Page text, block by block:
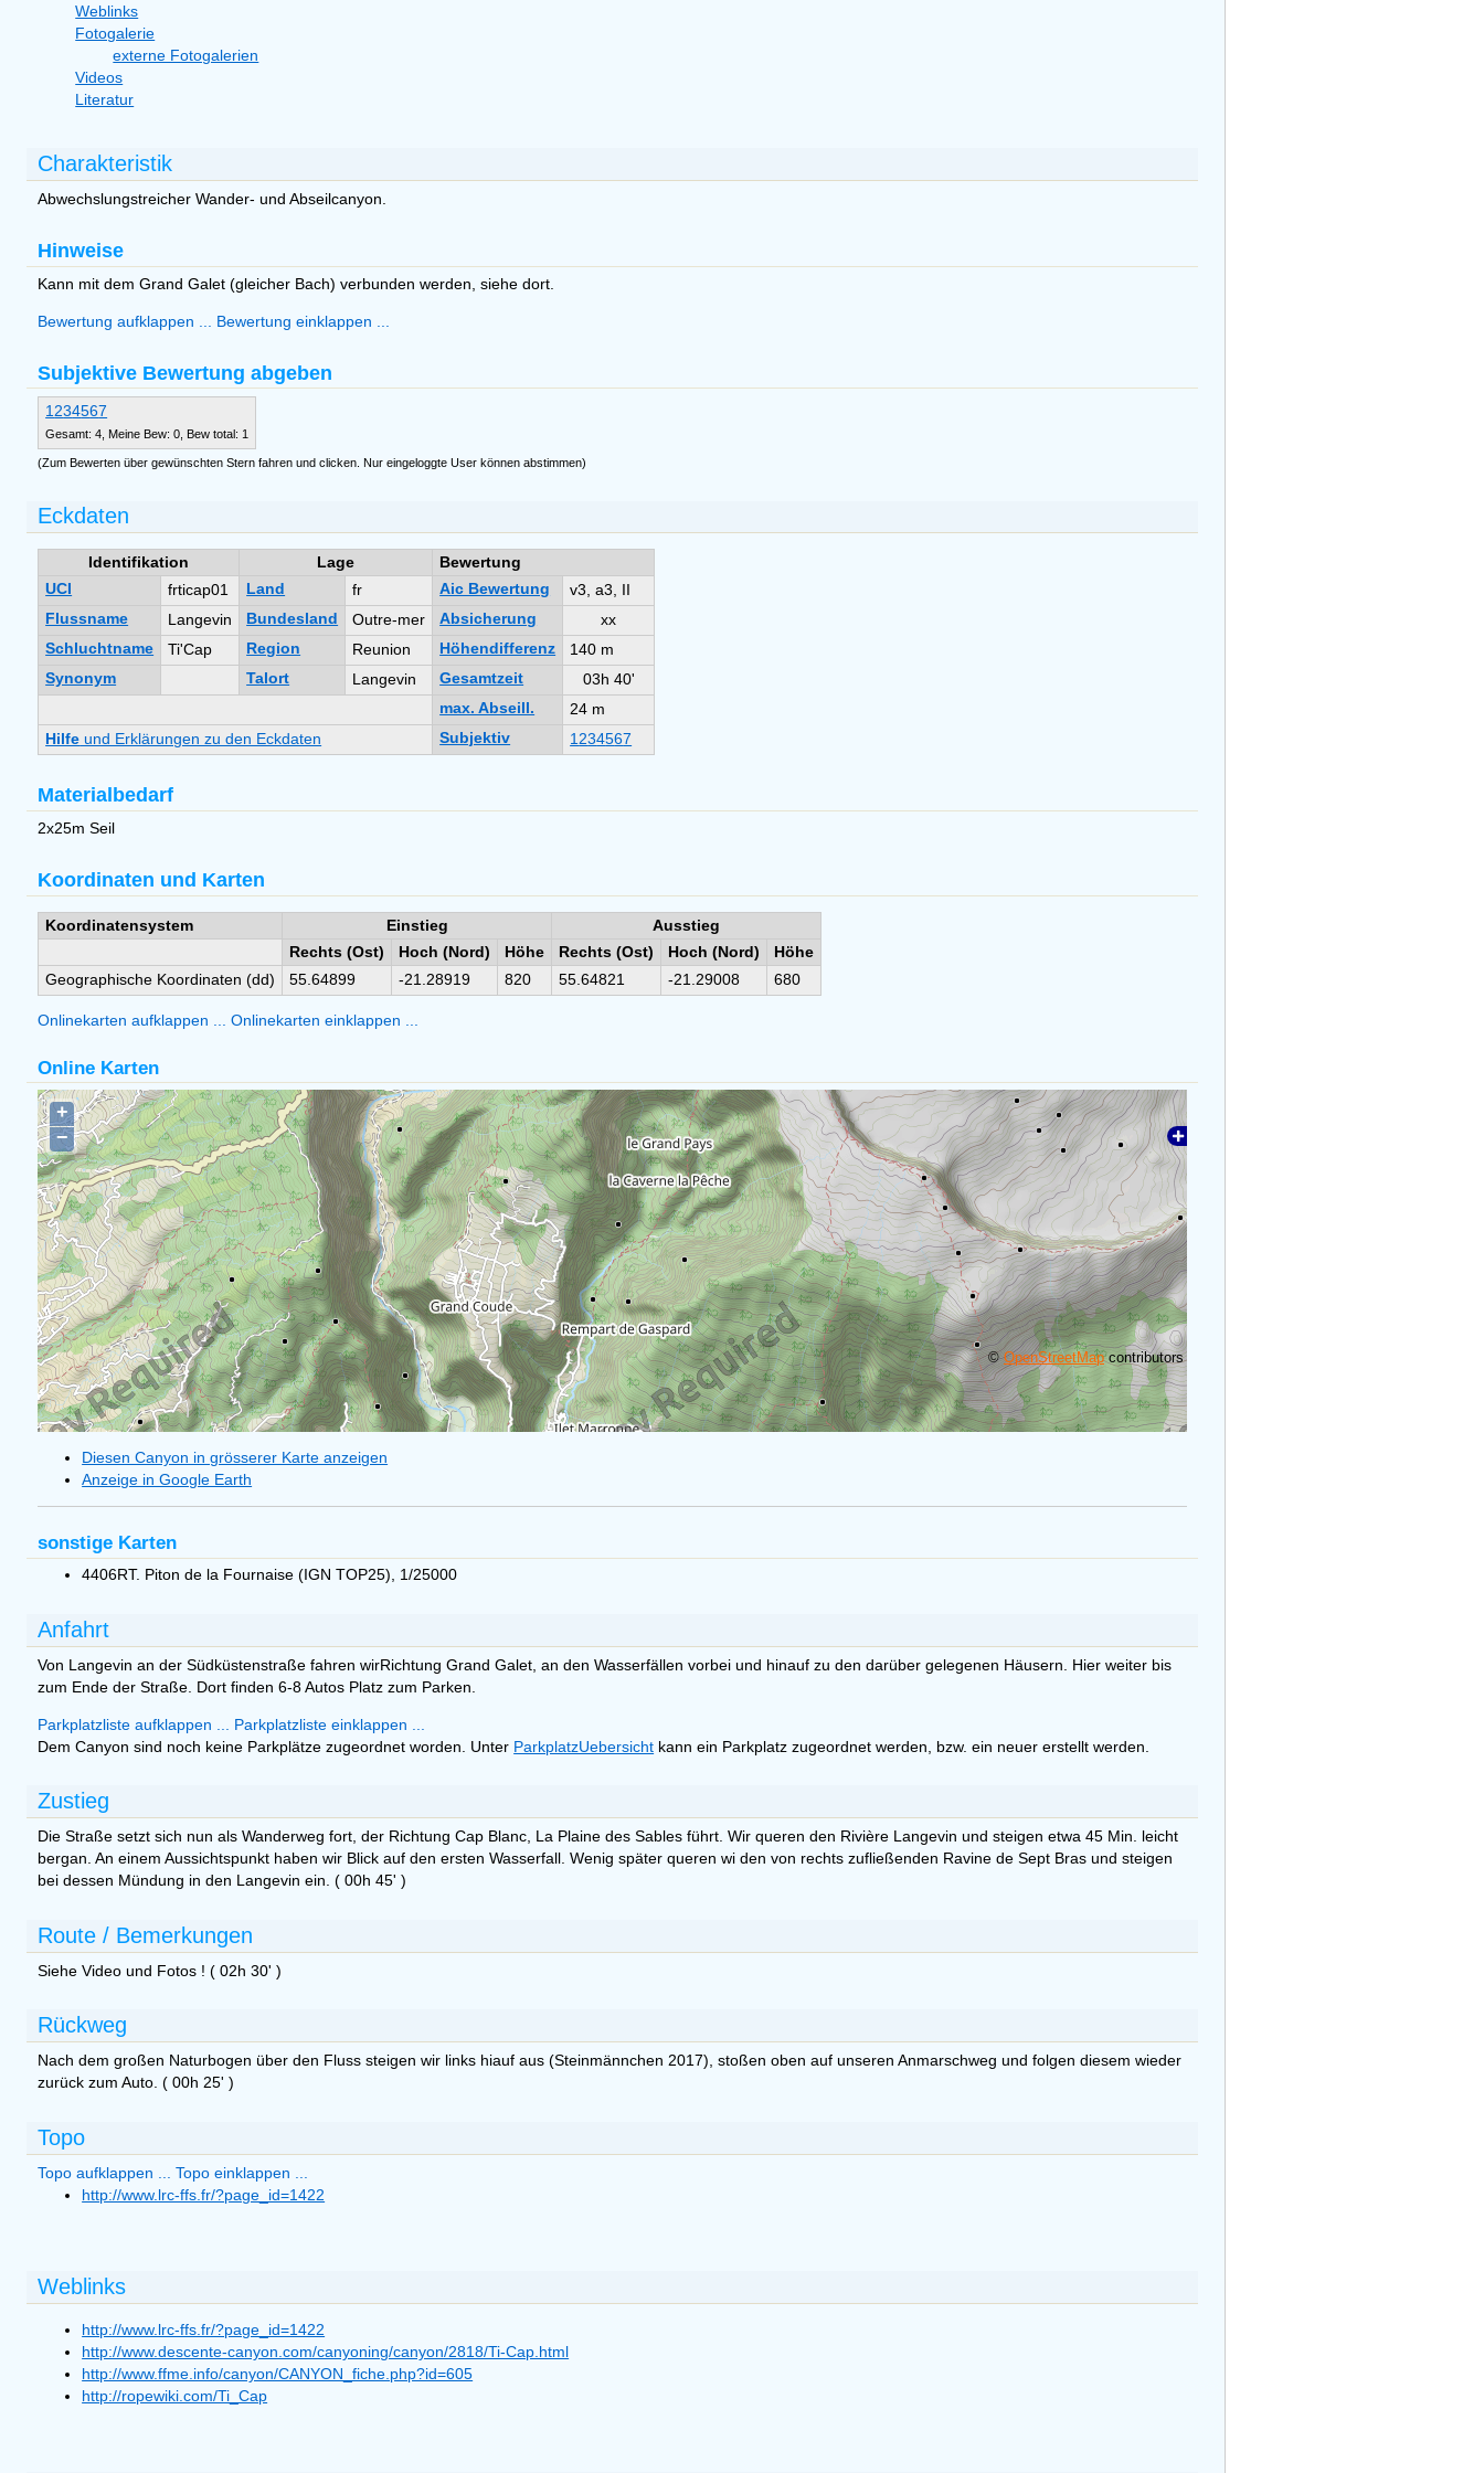
Weblinks
Fotogalerie
externe Fotogalerien
Videos
Literatur
Charakteristik
Abwechslungstreicher Wander- und Abseilcanyon.
Hinweise
Kann mit dem Grand Galet (gleicher Bach) verbunden werden, siehe dort.
Bewertung aufklappen ... Bewertung einklappen ...
Subjektive Bewertung abgeben
1 234567
Gesamt: 4, Meine Bew: 0, Bew total: 1
(Zum Bewerten über gewünschten Stern fahren und clicken. Nur eingeloggte User können abstimmen)
Eckdaten
Identifikation Lage
Bewertung
UCI
frticap01 Land fr Aic Bewertung
v3, a3, II
Flussname
Langevin Bundesland Outre-mer Absicherung
xx
Schluchtname
Ti'Cap Region Reunion Höhendifferenz
140 m
Synonym
Talort Langevin Gesamtzeit
03h 40'
max. Abseill.
24 m
Hilfe und Erklärungen zu den Eckdaten Subjektiv 1234567
Materialbedarf
2x25m Seil
Koordinaten und Karten
Koordinatensystem Einstieg
Ausstieg
Rechts (Ost)
Hoch (Nord) Höhe Rechts (Ost) Hoch (Nord)
Höhe
Geographische Koordinaten (dd)
55.64899 -21.28919 820 55.64821 -21.29008 680
Onlinekarten aufklappen ... Onlinekarten einklappen ...
Online Karten
Diesen Canyon in grösserer Karte anzeigen
Anzeige in Google Earth
sonstige Karten
4406RT. Piton de la Fournaise (IGN TOP25), 1/25000
Anfahrt
Von Langevin an der Südküstenstraße fahren wirRichtung Grand Galet, an den Wasserfällen vorbei und hinauf zu den darüber gelegenen Häusern. Hier weiter bis
zum Ende der Straße. Dort finden 6-8 Autos Platz zum Parken.
Parkplatzliste aufklappen ...
Parkplatzliste einklappen ...
Dem Canyon sind noch keine Parkplätze zugeordnet worden. Unter ParkplatzUebersicht kann ein Parkplatz zugeordnet werden, bzw. ein neuer erstellt werden.
Zustieg
Die Straße setzt sich nun als Wanderweg fort, der Richtung Cap Blanc, La Plaine des Sables führt. Wir queren den Rivière Langevin und steigen etwa 45 Min. leicht
bergan. An einem Aussichtspunkt haben wir Blick auf den ersten Wasserfall. Wenig später queren wi den von rechts zufließenden Ravine de Sept Bras und steigen
bei dessen Mündung in den Langevin ein. ( 00h 45' )
Route / Bemerkungen
Siehe Video und Fotos ! ( 02h 30' )
Rückweg
Nach dem großen Naturbogen über den Fluss steigen wir links hiauf aus (Steinmännchen 2017), stoßen oben auf unseren Anmarschweg und folgen diesem wieder
zurück zum Auto. ( 00h 25' )
Topo
Topo aufklappen ...
Topo einklappen ...
http://www.lrc-ffs.fr/?page_id=1422
Weblinks
http://www.lrc-ffs.fr/?page_id=1422
http://www.descente-canyon.com/canyoning/canyon/2818/Ti-Cap.html
http://www.ffme.info/canyon/CANYON_fiche.php?id=605
http://ropewiki.com/Ti_Cap